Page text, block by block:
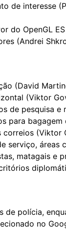
de interesse
do OpenGL
(Andrei
(David
(Viktor
de pesquisa e
para
correios (Viktor
serviço,
matagais e
de polícia,
no